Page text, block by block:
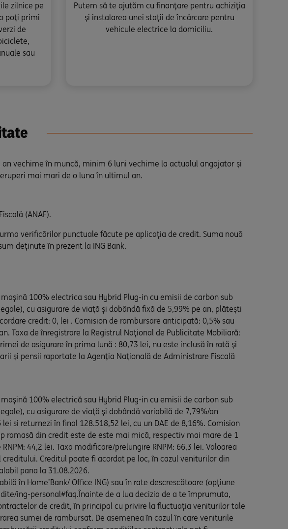
zilnice pe
poți primi
de
sau
Putem să te ajutăm cu finanțare pentru achiziția
și instalarea unei stații de încărcare pentru
vehicule electrice la domiciliu.
an vechime în muncă, minim 6 luni vechime la actualul angajator și
mai mari de o luna în ultimul an.
(ANAF).
verificărilor punctuale făcute pe aplicația de credit. Suma nouă
deținute în prezent la ING Bank.
100% electrica sau Hybrid Plug-in cu emisii de carbon sub
cu asigurare de viață și dobândă fixă de 5,99% pe an, plătești
credit: 0, lei . Comision de rambursare anticipată: 0,5% sau
Taxa de înregistrare la Registrul Național de Publicitate Mobiliară:
de asigurare în prima lună : 80,73 lei, nu este inclusă în rată și
și pensii raportate la Agenția Națională de Administrare Fiscală
100% electrică sau Hybrid Plug-in cu emisii de carbon sub
cu asigurare de viață și dobândă variabilă de 7,79%/an
si returnezi în final 128.518,52 lei, cu un DAE de 8,16%. Comision
ramasă din credit este de este mai mică, respectiv mai mare de 1
44,2 lei. Taxa modificare/prelungire RNPM: 66,3 lei. Valoarea
Creditul poate fi acordat pe loc, în cazul veniturilor din
pana la 31.08.2026.
în Home’Bank/ Office ING) sau în rate descrescătoare (opțiune
ing-personal#faq.Înainte de a lua decizia de a te împrumuta,
de credit, în principal cu privire la fluctuația veniturilor tale
sumei de rambursat. De asemenea în cazul în care veniturile